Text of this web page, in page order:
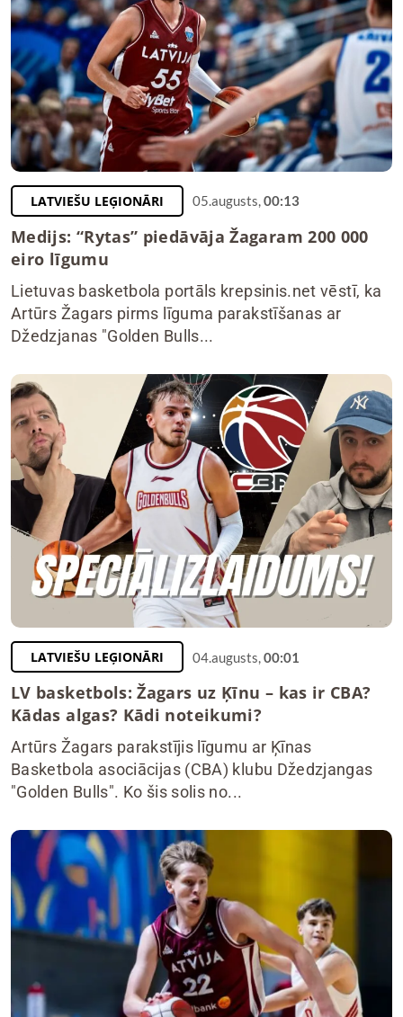
LATVIEŠU LEĢIONĀRI 05.augusts,00:13
Medijs: “Rytas” piedāvāja Žagaram 200 000
eiro līgumu
Lietuvas basketbola portāls krepsinis.net vēstī, ka
Artūrs Žagars pirms līguma parakstīšanas ar
Džedzjanas "Golden Bulls...
LATVIEŠU LEĢIONĀRI 04.augusts,00:01
LV basketbols: Žagars uz Ķīnu – kas ir CBA?
Kādas algas? Kādi noteikumi?
Artūrs Žagars parakstījis līgumu ar Ķīnas
Basketbola asociācijas (CBA) klubu Džedzjangas
"Golden Bulls". Ko šis solis no...